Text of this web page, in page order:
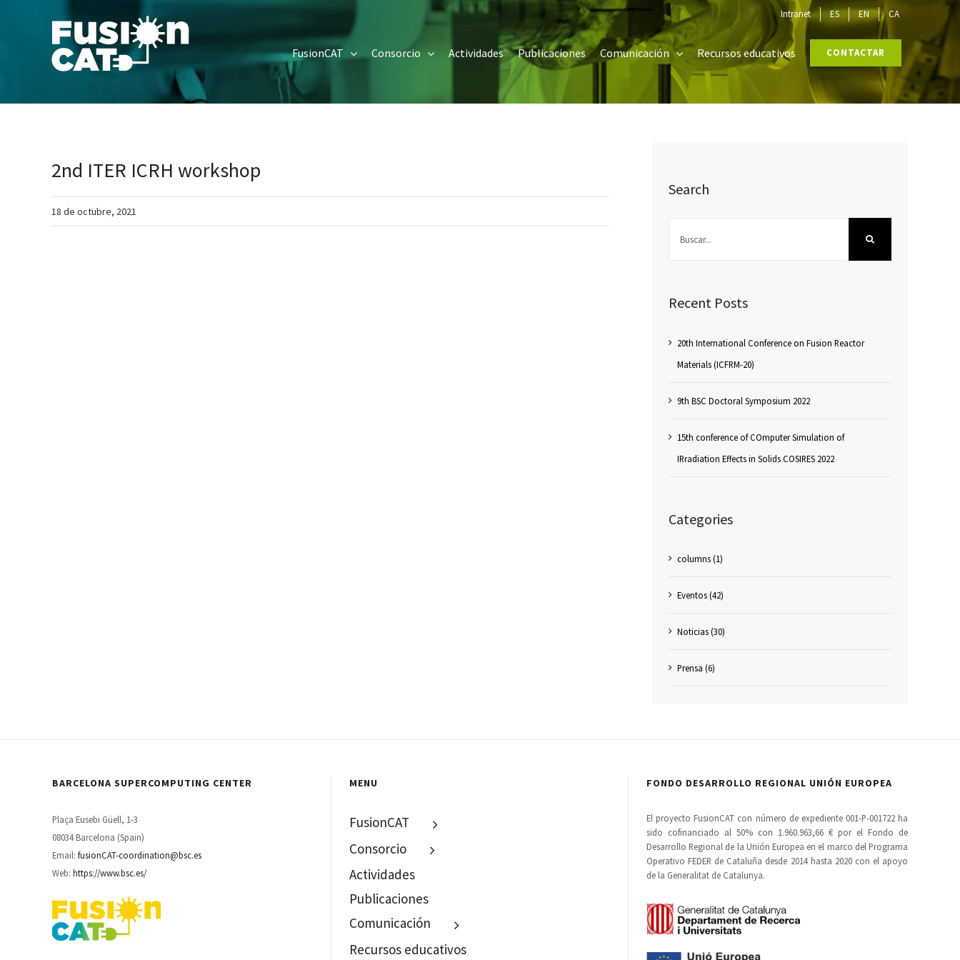
Intranet ES EN CA
FusionCAT Consorcio Actividades Publicaciones Comunicación Recursos educativos CONTACTAR
2nd ITER ICRH workshop
18 de octubre, 2021
Search
Recent Posts
20th International Conference on Fusion Reactor
Materials (ICFRM-20)
9th BSC Doctoral Symposium 2022
15th conference of COmputer Simulation of
IRradiation Effects in Solids COSIRES 2022
Categories
columns (1)
Eventos (42)
Noticias (30)
Prensa (6)
BARCELONA SUPERCOMPUTING CENTER
Plaça Eusebi Güell, 1-3
08034 Barcelona (Spain)
Email: fusionCAT-coordination@bsc.es
Web: https://www.bsc.es/
MENU
FusionCAT
Consorcio
Actividades
Publicaciones
Comunicación
Recursos educativos
FONDO DESARROLLO REGIONAL UNIÓN EUROPEA
El proyecto FusionCAT con número de expediente 001-P-001722 ha
sido cofinanciado al 50% con 1.960.963,66 € por el Fondo de
Desarrollo Regional de la Unión Europea en el marco del Programa
Operativo FEDER de Cataluña desde 2014 hasta 2020 con el apoyo
de la Generalitat de Catalunya.